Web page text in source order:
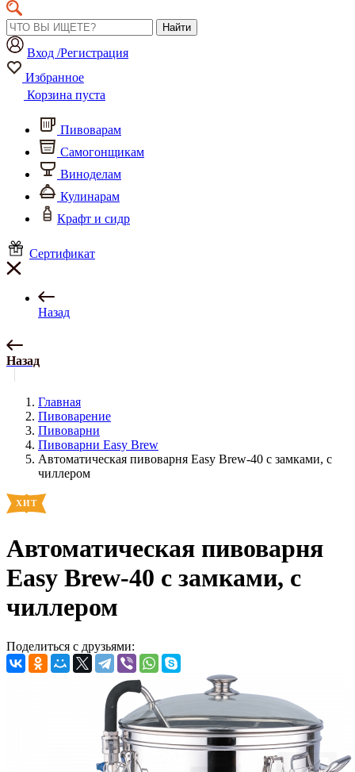
Найти
Вход /Регистрация
Избранное
Корзина пуста
Пивоварам
Самогонщикам
Виноделам
Кулинарам
Крафт и сидр
Сертификат
Назад
Назад
Главная
Пивоварение
Пивоварни
Пивоварни Easy Brew
Автоматическая пивоварня Easy Brew-40 с замками, с
чиллером
Автоматическая пивоварня
Easy Brew-40 с замками, с
чиллером
Поделиться с друзьями: